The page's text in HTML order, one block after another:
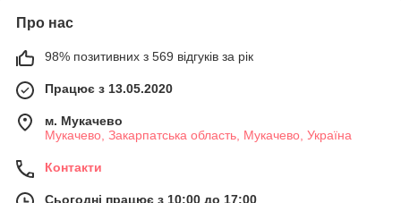
Про нас
98% позитивних з 569 відгуків за рік
Працює з 13.05.2020
м. Мукачево
Мукачево, Закарпатська область, Мукачево, Україна
Контакти
Сьогодні працює з 10:00 до 17:00